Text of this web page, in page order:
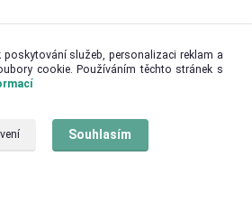
sběr cookies.
služeb, personalizaci reklam a
cookie. Používáním těchto stránek s
Souhlasím